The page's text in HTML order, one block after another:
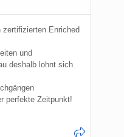
Enriched
und
deshalb lohnt sich
perfekte Zeitpunkt!